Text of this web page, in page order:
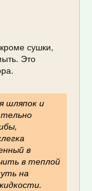
сушки,
Это
шляпок и
в
в теплой
на